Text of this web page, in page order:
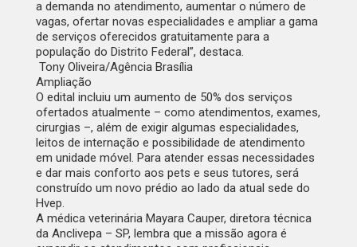
a demanda no atendimento, aumentar o número de
vagas, ofertar novas especialidades e ampliar a gama
de serviços oferecidos gratuitamente para a
população do Distrito Federal”, destaca.
Tony Oliveira/Agência Brasília
Ampliação
O edital incluiu um aumento de 50% dos serviços
ofertados atualmente – como atendimentos, exames,
cirurgias –, além de exigir algumas especialidades,
leitos de internação e possibilidade de atendimento
em unidade móvel. Para atender essas necessidades
e dar mais conforto aos pets e seus tutores, será
construído um novo prédio ao lado da atual sede do
Hvep.
A médica veterinária Mayara Cauper, diretora técnica
da Anclivepa – SP, lembra que a missão agora é